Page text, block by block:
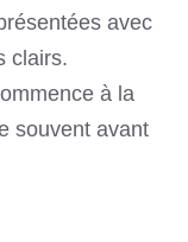
avec
clairs.
à la
souvent avant